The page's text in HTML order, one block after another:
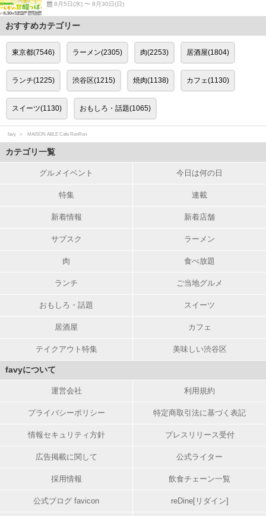
8月5日(水) 〜 8月30日(日)
おすすめカテゴリー
東京都(7546) ラーメン(2305) 肉(2253) 居酒屋(1804)
ランチ(1225) 渋谷区(1215) 焼肉(1138) カフェ(1130)
スイーツ(1130) おもしろ・話題(1065)
favy MAISON ABLE Cafe RonRon
カテゴリ一覧
グルメイベント 今日は何の日
特集 連載
新着情報 新着店舗
サブスク ラーメン
肉 食べ放題
ランチ ご当地グルメ
おもしろ・話題 スイーツ
居酒屋 カフェ
テイクアウト特集 美味しい渋谷区
favyについて
運営会社 利用規約
プライバシーポリシー 特定商取引法に基づく表記
情報セキュリティ方針 プレスリリース受付
広告掲載に関して 公式ライター
採用情報 飲食チェーン一覧
公式ブログ favicon reDine[リダイン]